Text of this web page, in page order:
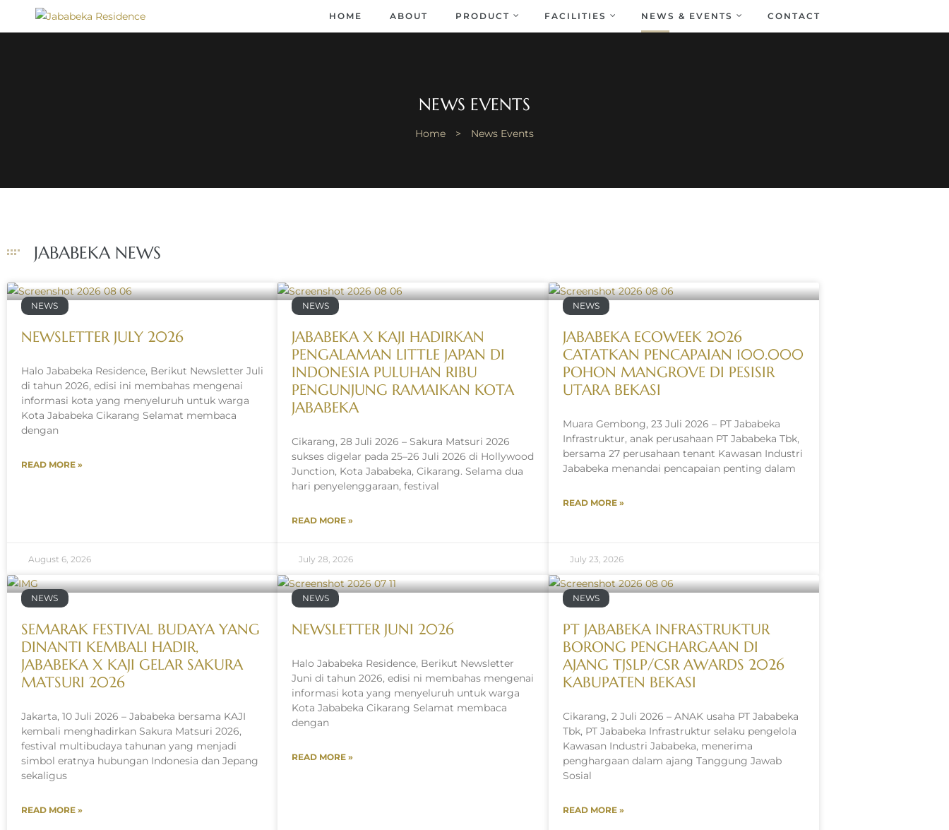
RESIDENCE
HOME ABOUT PRODUCT FACILITIES NEWS & EVENTS CONTACT
NEWS EVENTS
Home > News Events
JABABEKA NEWS
NEWS
NEWSLETTER JULY 2026
Halo Jababeka Residence, Berikut Newsletter Juli
di tahun 2026, edisi ini membahas mengenai
informasi kota yang menyeluruh untuk warga
Kota Jababeka Cikarang Selamat membaca
dengan
READ MORE »
August 6, 2026
NEWS
JABABEKA X KAJI HADIRKAN
PENGALAMAN LITTLE JAPAN DI
INDONESIA PULUHAN RIBU
PENGUNJUNG RAMAIKAN KOTA
JABABEKA
Cikarang, 28 Juli 2026 – Sakura Matsuri 2026
sukses digelar pada 25–26 Juli 2026 di Hollywood
Junction, Kota Jababeka, Cikarang. Selama dua
hari penyelenggaraan, festival
READ MORE »
July 28, 2026
NEWS
JABABEKA ECOWEEK 2026
CATATKAN PENCAPAIAN 100.000
POHON MANGROVE DI PESISIR
UTARA BEKASI
Muara Gembong, 23 Juli 2026 – PT Jababeka
Infrastruktur, anak perusahaan PT Jababeka Tbk,
bersama 27 perusahaan tenant Kawasan Industri
Jababeka menandai pencapaian penting dalam
READ MORE »
July 23, 2026
NEWS
SEMARAK FESTIVAL BUDAYA YANG
DINANTI KEMBALI HADIR,
JABABEKA X KAJI GELAR SAKURA
MATSURI 2026
Jakarta, 10 Juli 2026 – Jababeka bersama KAJI
kembali menghadirkan Sakura Matsuri 2026,
festival multibudaya tahunan yang menjadi
simbol eratnya hubungan Indonesia dan Jepang
sekaligus
READ MORE »
NEWS
NEWSLETTER JUNI 2026
Halo Jababeka Residence, Berikut Newsletter
Juni di tahun 2026, edisi ni membahas mengenai
informasi kota yang menyeluruh untuk warga
Kota Jababeka Cikarang Selamat membaca
dengan
READ MORE »
NEWS
PT JABABEKA INFRASTRUKTUR
BORONG PENGHARGAAN DI
AJANG TJSLP/CSR AWARDS 2026
KABUPATEN BEKASI
Cikarang, 2 Juli 2026 – ANAK usaha PT Jababeka
Tbk, PT Jababeka Infrastruktur selaku pengelola
Kawasan Industri Jababeka, menerima
penghargaan dalam ajang Tanggung Jawab
Sosial
READ MORE »